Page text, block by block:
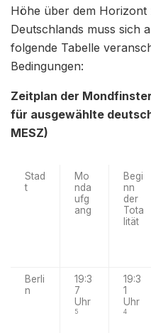
Höhe über dem Horizont
Deutschlands muss sich
folgende Tabelle
Bedingungen:
Zeitplan der
für ausgewählte
MESZ)
Stad
t
Mo
nda
ufg
ang
Begi
nn
der
Tota
lität
Berli
n
19:3
7
Uhr
5
19:3
1
Uhr
4